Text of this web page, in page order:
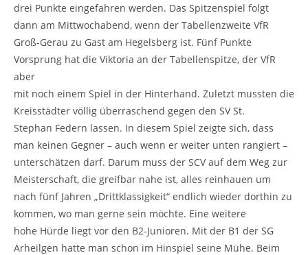
drei Punkte eingefahren werden. Das Spitzenspiel folgt
dann am Mittwochabend, wenn der Tabellenzweite VfR
Groß-Gerau zu Gast am Hegelsberg ist. Fünf Punkte
Vorsprung hat die Viktoria an der Tabellenspitze, der VfR
aber
mit noch einem Spiel in der Hinterhand. Zuletzt mussten die
Kreisstädter völlig überraschend gegen den SV St.
Stephan Federn lassen. In diesem Spiel zeigte sich, dass
man keinen Gegner – auch wenn er weiter unten rangiert –
unterschätzen darf. Darum muss der SCV auf dem Weg zur
Meisterschaft, die greifbar nahe ist, alles reinhauen um
nach fünf Jahren „Drittklassigkeit“ endlich wieder dorthin zu
kommen, wo man gerne sein möchte. Eine weitere
hohe Hürde liegt vor den B2-Junioren. Mit der B1 der SG
Arheilgen hatte man schon im Hinspiel seine Mühe. Beim